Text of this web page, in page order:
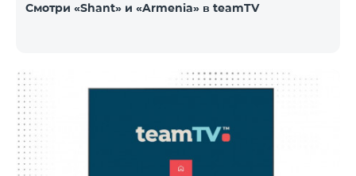
Смотри «Shant» и «Armenia» в teamTV